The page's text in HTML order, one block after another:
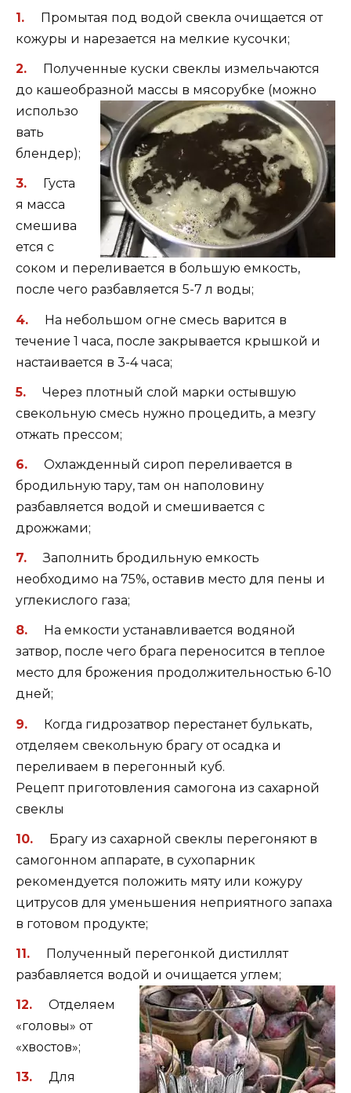
Промытая под водой свекла очищается от
кожуры и нарезается на мелкие кусочки;
Полученные куски свеклы измельчаются
до кашеобразной массы в мясорубке (можно
использо
вать
блендер);
Густа
я масса
смешива
ется с
соком и переливается в большую емкость,
после чего разбавляется 5-7 л воды;
На небольшом огне смесь варится в
течение 1 часа, после закрывается крышкой и
настаивается в 3-4 часа;
Через плотный слой марки остывшую
свекольную смесь нужно процедить, а мезгу
отжать прессом;
Охлажденный сироп переливается в
бродильную тару, там он наполовину
разбавляется водой и смешивается с
дрожжами;
Заполнить бродильную емкость
необходимо на 75%, оставив место для пены и
углекислого газа;
На емкости устанавливается водяной
затвор, после чего брага переносится в теплое
место для брожения продолжительностью 6-10
дней;
Когда гидрозатвор перестанет булькать,
отделяем свекольную брагу от осадка и
переливаем в перегонный куб.
Рецепт приготовления самогона из сахарной
свеклы
Брагу из сахарной свеклы перегоняют в
самогонном аппарате, в сухопарник
рекомендуется положить мяту или кожуру
цитрусов для уменьшения неприятного запаха
в готовом продукте;
Полученный перегонкой дистиллят
разбавляется водой и очищается углем;
Отделяем
«головы» от
«хвостов»;
Для